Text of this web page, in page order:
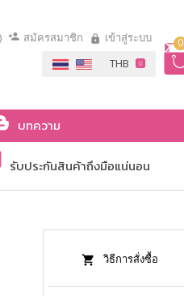
0
สมัครสมาชิก เข้าสู่ระบบ
บทความ
รับประกันสินค้าถึงมือแน่นอน
วิธีการสั่งซื้อ